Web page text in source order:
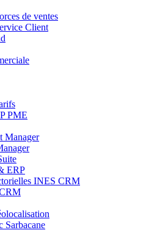
de ventes
Client
PME
Manager
ERP
INES CRM
Sarbacane